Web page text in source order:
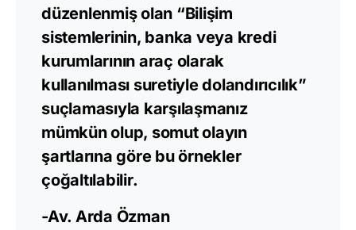
düzenlenmiş olan “Bilişim
sistemlerinin, banka veya kredi
kurumlarının araç olarak
kullanılması suretiyle dolandırıcılık”
suçlamasıyla karşılaşmanız
mümkün olup, somut olayın
şartlarına göre bu örnekler
çoğaltılabilir.
-Av. Arda Özman